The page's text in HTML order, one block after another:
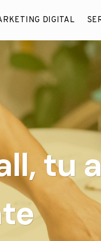
DIGITAL
tu